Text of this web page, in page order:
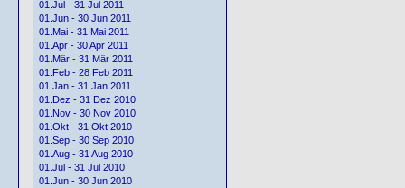
01.Jul - 31 Jul 2011
01.Jun - 30 Jun 2011
01.Mai - 31 Mai 2011
01.Apr - 30 Apr 2011
01.Mär - 31 Mär 2011
01.Feb - 28 Feb 2011
01.Jan - 31 Jan 2011
01.Dez - 31 Dez 2010
01.Nov - 30 Nov 2010
01.Okt - 31 Okt 2010
01.Sep - 30 Sep 2010
01.Aug - 31 Aug 2010
01.Jul - 31 Jul 2010
01.Jun - 30 Jun 2010